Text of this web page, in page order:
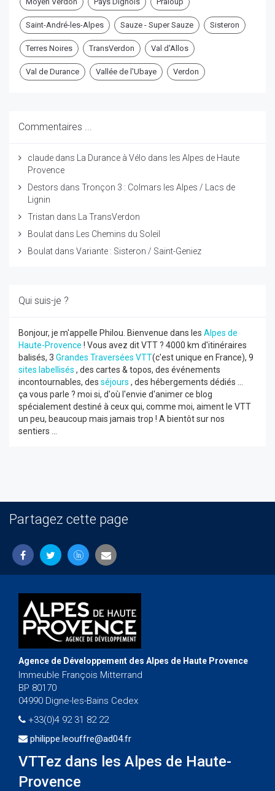
Saint-André-les-Alpes Sauze - Super Sauze Sisteron
Terres Noires TransVerdon Val d'Allos
Val de Durance Vallée de l'Ubaye Verdon
Commentaires ...
claude dans
La Durance à Vélo dans les Alpes de Haute
Provence
Destors dans Tronçon 3 : Colmars les Alpes / Lacs de
Lignin
Tristan dans
La TransVerdon
Boulat dans
Les Chemins du Soleil
Boulat dans Variante : Sisteron / Saint-Geniez
Qui suis-je ?
Bonjour, je m'appelle Philou. Bienvenue dans les Alpes de
Haute-Provence ! Vous avez dit VTT ? 4000 km d'itinéraires
balisés, 3 Grandes Traversées VTT(c'est unique en France), 9
sites labellisés , des cartes & topos, des événements
incontournables, des séjours , des hébergements dédiés ...
ça vous parle ? moi si, d'où l'envie d'animer ce blog
spécialement destiné à ceux qui, comme moi, aiment le VTT
un peu, beaucoup mais jamais trop ! A bientôt sur nos
sentiers ...
Partagez cette page
Agence de Développement des Alpes de Haute Provence
Immeuble François Mitterrand
BP 80170
04990 Digne-les-Bains Cedex
+33(0)4 92 31 82 22
philippe.leouffre@ad04.fr
VTTez dans les Alpes de Haute-
Provence